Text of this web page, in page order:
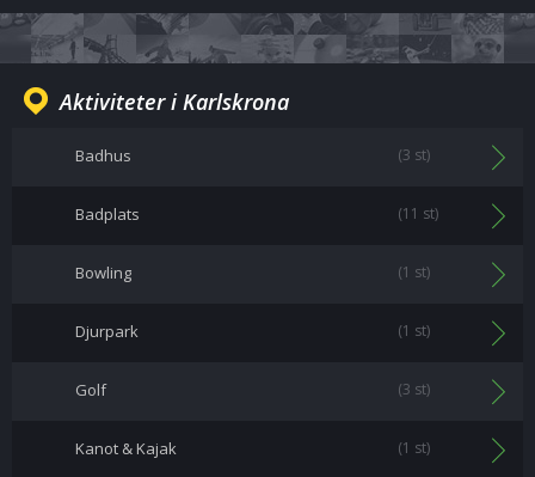
Aktiviteter i Karlskrona
Badhus (3 st)
Badplats (11 st)
Bowling (1 st)
Djurpark (1 st)
Golf (3 st)
Kanot & Kajak (1 st)